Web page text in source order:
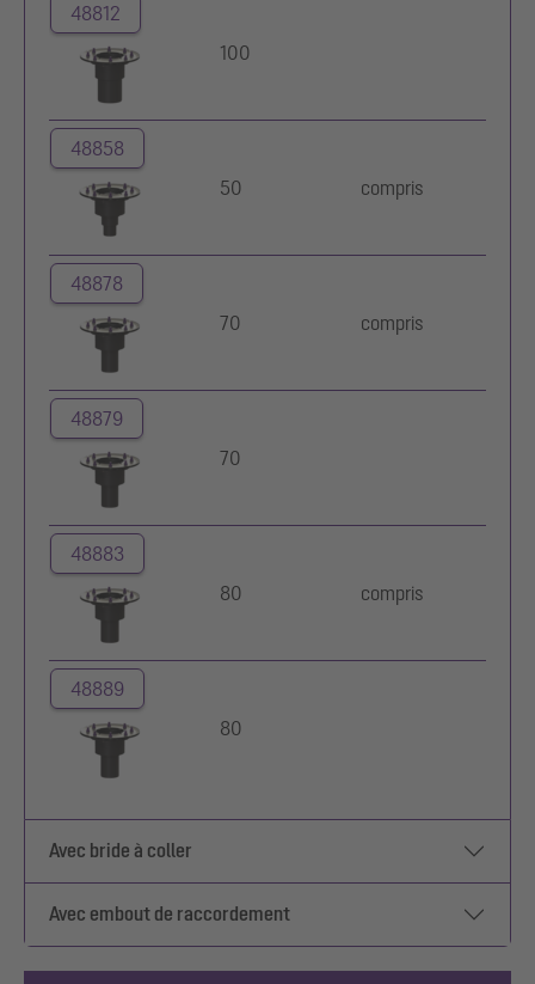
48812
100
48858
50
compris
48878
70
compris
48879
70
48883
80
compris
48889
80
Avec bride à coller
Avec embout de raccordement